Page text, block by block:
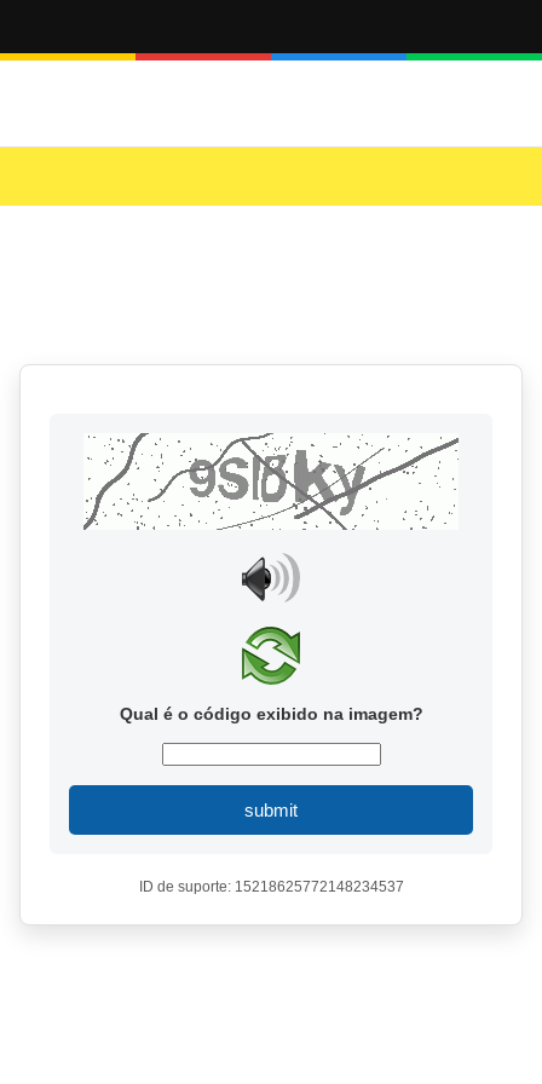
Qual é o código exibido na imagem?
submit
ID de suporte: 15218625772148234537